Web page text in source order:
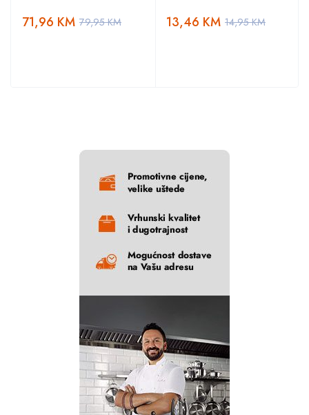
79,95KM
71,96 KM 14,95KM
13,46 KM